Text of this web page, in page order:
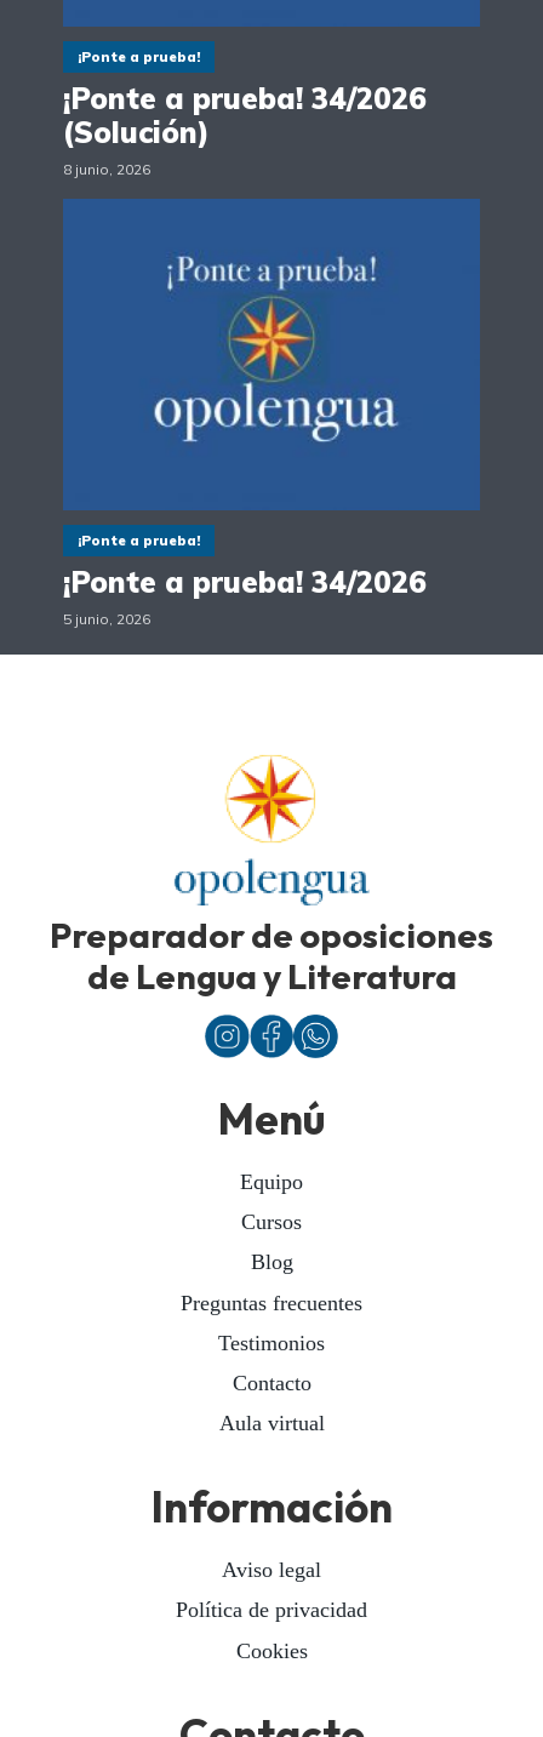
¡Ponte a prueba!
¡Ponte a prueba! 34/2026
(Solución)
8 junio, 2026
¡Ponte a prueba!
¡Ponte a prueba! 34/2026
5 junio, 2026
Preparador de oposiciones
de Lengua y Literatura
Menú
Equipo
Cursos
Blog
Preguntas frecuentes
Testimonios
Contacto
Aula virtual
Información
Aviso legal
Política de privacidad
Cookies